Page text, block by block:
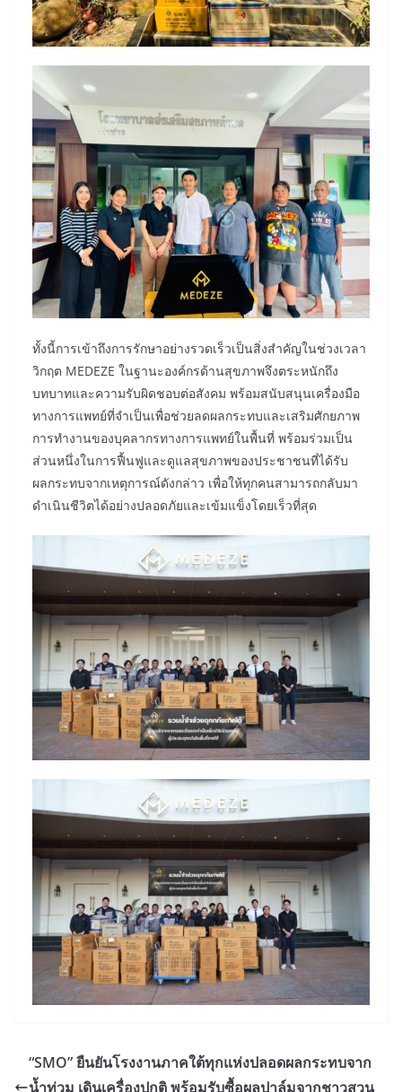
ทั้งนี้การเข้าถึงการรักษาอย่างรวดเร็วเป็นสิ่งสำคัญในช่วงเวลา
วิกฤต MEDEZE ในฐานะองค์กรด้านสุขภาพจึงตระหนักถึง
บทบาทและความรับผิดชอบต่อสังคม พร้อมสนับสนุนเครื่องมือ
ทางการแพทย์ที่จำเป็นเพื่อช่วยลดผลกระทบและเสริมศักยภาพ
การทำงานของบุคลากรทางการแพทย์ในพื้นที่ พร้อมร่วมเป็น
ส่วนหนึ่งในการฟื้นฟูและดูแลสุขภาพของประชาชนที่ได้รับ
ผลกระทบจากเหตุการณ์ดังกล่าว เพื่อให้ทุกคนสามารถกลับมา
ดำเนินชีวิตได้อย่างปลอดภัยและเข้มแข็งโดยเร็วที่สุด
“SMO” ยืนยันโรงงานภาคใต้ทุกแห่งปลอดผลกระทบจาก
น้ำท่วม เดินเครื่องปกติ พร้อมรับซื้อผลปาล์มจากชาวสวน